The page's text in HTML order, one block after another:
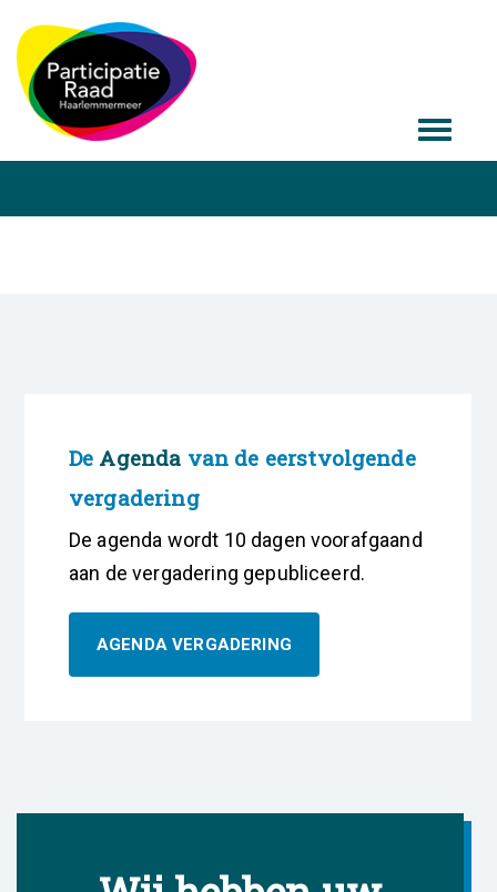
De Agenda van de eerstvolgende
vergadering
De agenda wordt 10 dagen voorafgaand
aan de vergadering gepubliceerd.
AGENDA VERGADERING